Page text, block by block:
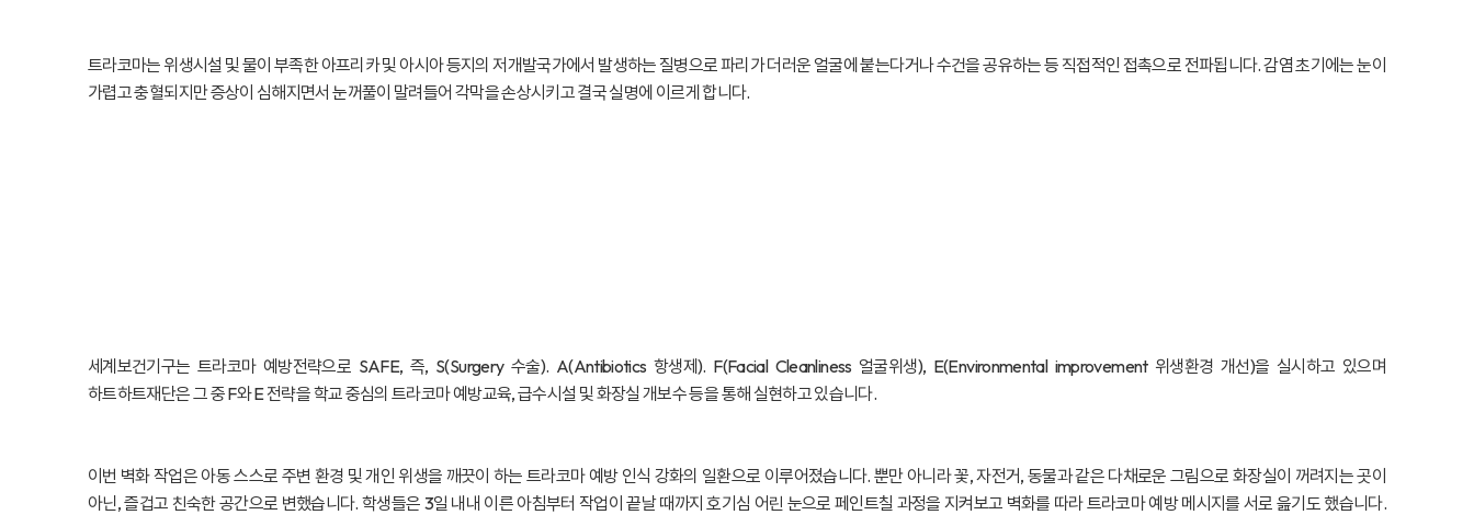
트라코마는 위생시설 및 물이 부족한 아프리카 및 아시아 등지의 저개발국가에서 발생하는 질병으로 파리가 더러운 얼굴에 붙는다거나 수건을 공유하는 등 직접적인 접촉으로 전파됩니다. 감염 초기에는 눈이
가렵고 충혈되지만 증상이 심해지면서 눈꺼풀이 말려들어 각막을 손상시키고 결국 실명에 이르게 합니다.
세계보건기구는 트라코마 예방전략으로 SAFE, 즉, S(Surgery 수술). A(Antibiotics 항생제). F(Facial Cleanliness 얼굴위생), E(Environmental improvement 위생환경 개선)을 실시하고 있으며
하트하트재단은 그 중 F와 E 전략을 학교 중심의 트라코마 예방교육, 급수시설 및 화장실 개보수 등을 통해 실현하고 있습니다.
이번 벽화 작업은 아동 스스로 주변 환경 및 개인 위생을 깨끗이 하는 트라코마 예방 인식 강화의 일환으로 이루어졌습니다. 뿐만 아니라 꽃, 자전거, 동물과 같은 다채로운 그림으로 화장실이 꺼려지는 곳이
아닌, 즐겁고 친숙한 공간으로 변했습니다. 학생들은 3일 내내 이른 아침부터 작업이 끝날 때까지 호기심 어린 눈으로 페인트칠 과정을 지켜보고 벽화를 따라 트라코마 예방 메시지를 서로 읊기도 했습니다.